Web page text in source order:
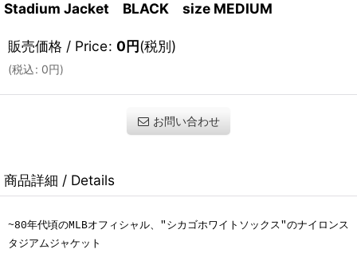
Stadium Jacket BLACK size MEDIUM
販売価格 / Price: 0円(税別)
(税込: 0円)
お問い合わせ
商品詳細 / Details
~80年代頃のMLBオフィシャル、"シカゴホワイトソックス"のナイロンス
タジアムジャケット